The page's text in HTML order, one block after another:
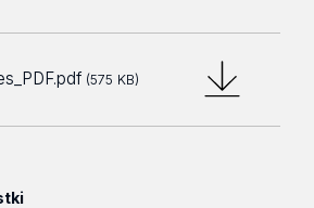
(575 KB)